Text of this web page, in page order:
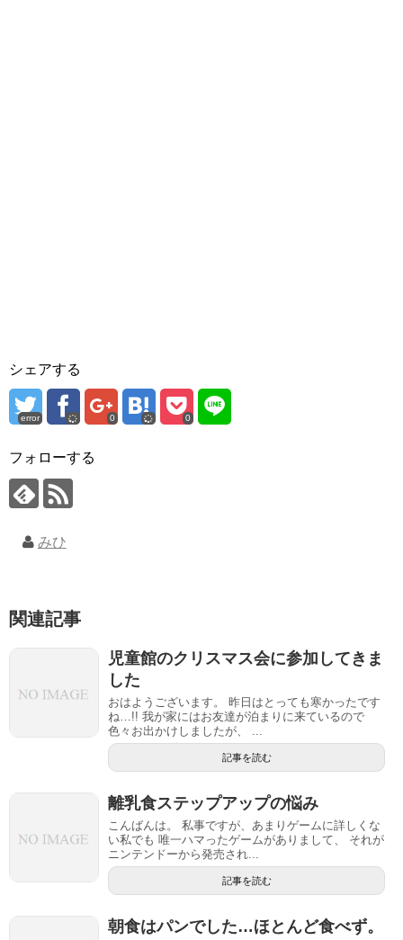
シェアする
error 0 0
フォローする
みひ
関連記事
児童館のクリスマス会に参加してきま
した
おはようございます。 昨日はとっても寒かったです
ね…!! 我が家にはお友達が泊まりに来ているので
色々お出かけしましたが、 ...
記事を読む
離乳食ステップアップの悩み
こんばんは。 私事ですが、あまりゲームに詳しくな
い私でも 唯一ハマったゲームがありまして、 それが
ニンテンドーから発売され...
記事を読む
朝食はパンでした…ほとんど食べず。